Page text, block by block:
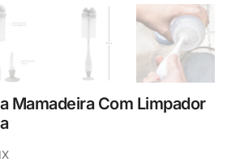
Mamadeira Com Limpador